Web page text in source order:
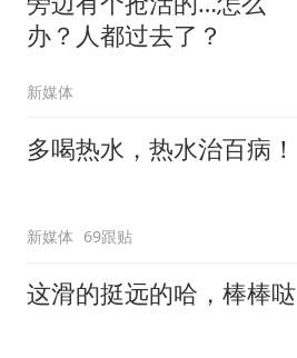
办？人都过去了？
新媒体
多喝热水，热水治百病！
新媒体 69跟贴
这滑的挺远的哈，棒棒哒